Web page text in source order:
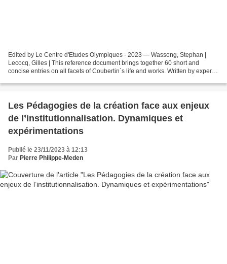
Edited by Le Centre d'Etudes Olympiques - 2023 — Wassong, Stephan |
Lecocq, Gilles | This reference document brings together 60 short and
concise entries on all facets of Coubertin`s life and works. Written by experts,
Les Pédagogies de la création face aux enjeux
de l’institutionnalisation. Dynamiques et
expérimentations
Publié le 23/11/2023 à 12:13
Par Pierre Philippe-Meden